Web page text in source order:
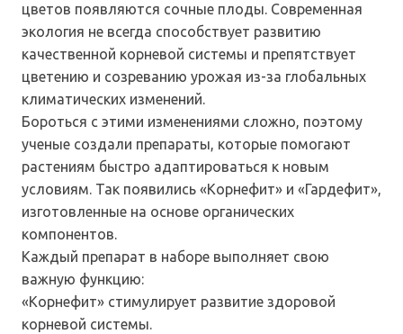
цветов появляются сочные плоды. Современная
экология не всегда способствует развитию
качественной корневой системы и препятствует
цветению и созреванию урожая из-за глобальных
климатических изменений.
Бороться с этими изменениями сложно, поэтому
ученые создали препараты, которые помогают
растениям быстро адаптироваться к новым
условиям. Так появились «Корнефит» и «Гардефит»,
изготовленные на основе органических
компонентов.
Каждый препарат в наборе выполняет свою
важную функцию:
«Корнефит» стимулирует развитие здоровой
корневой системы.